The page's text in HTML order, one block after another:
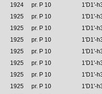
1924 pr. P 10 1'D1'-
1925 pr. P 10 1'D1'-
1925 pr. P 10 1'D1'-
1925 pr. P 10 1'D1'-
1925 pr. P 10 1'D1'-
1925 pr. P 10 1'D1'-
1925 pr. P 10 1'D1'-
1925 pr. P 10 1'D1'-